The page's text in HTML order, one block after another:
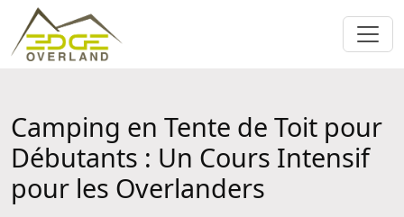
Camping en Tente de Toit pour
Débutants : Un Cours Intensif
pour les Overlanders